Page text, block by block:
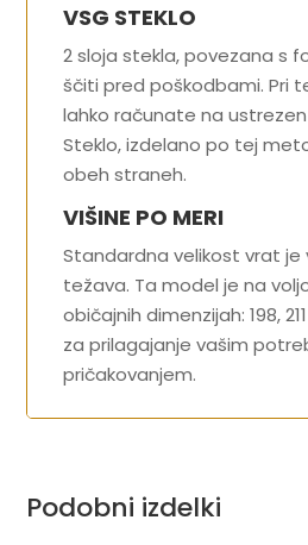
VSG STEKLO
2 sloja stekla, povezana s
ščiti pred poškodbami. Pri
lahko računate na ustrezen
Steklo, izdelano po tej
obeh straneh.
VIŠINE PO MERI
Standardna velikost vrat je
težava. Ta model je na
običajnih dimenzijah: 198,
za prilagajanje vašim
pričakovanjem.
Podobni izdelki